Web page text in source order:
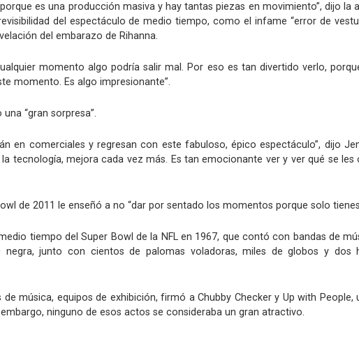
es una producción masiva y hay tantas piezas en movimiento”, dijo la
del espectáculo de medio tiempo, como el infame “error de
del embarazo de Rihanna.
momento algo podría salir mal. Por eso es tan divertido verlo,
momento. Es algo impresionante”.
“gran sorpresa”.
en comerciales y regresan con este fabuloso, épico espectáculo”, dijo
tecnología, mejora cada vez más. Es tan emocionante ver y ver qué se
de 2011 le enseñó a no “dar por sentado los momentos porque solo
tiempo del Super Bowl de la NFL en 1967, que contó con bandas de
negra, junto con cientos de palomas voladoras, miles de globos y dos
música, equipos de exhibición, firmó a Chubby Checker y Up with
ninguno de esos actos se consideraba un gran atractivo.